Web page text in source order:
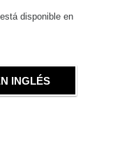
disponible en
INGLÉS